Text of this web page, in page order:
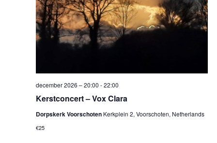
Kerstconcert – Vox Clara
december 2026 – 20:00 -22:00
Dorpskerk Voorschoten Kerkplein 2, Voorschoten, Netherlands
€25